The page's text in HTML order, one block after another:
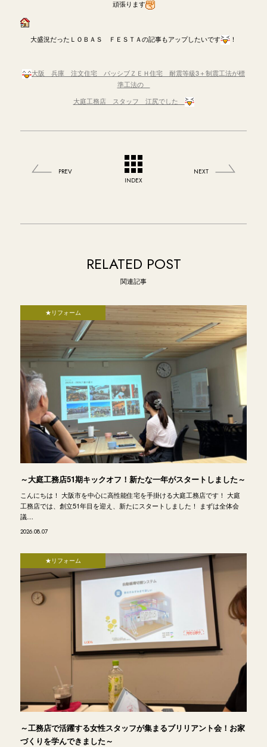
頑張ります
大盛況だったＬＯＢＡＳ ＦＥＳＴＡの記事もアップしたいです ！
大阪 兵庫 注文住宅 パッシブＺＥＨ住宅 耐震等級3＋制震工法が標
準工法の
大庭工務店 スタッフ 江尻でした
PREV
INDEX
NEXT
RELATED POST
関連記事
★リフォーム
～大庭工務店51期キックオフ！新たな一年がスタートしました～
こんにちは！ 大阪市を中心に高性能住宅を手掛ける大庭工務店です！ 大庭
工務店では、創立51年目を迎え、新たにスタートしました！ まずは全体会
議…
2026.08.07
★リフォーム
～工務店で活躍する女性スタッフが集まるブリリアント会！お家
づくりを学んできました～